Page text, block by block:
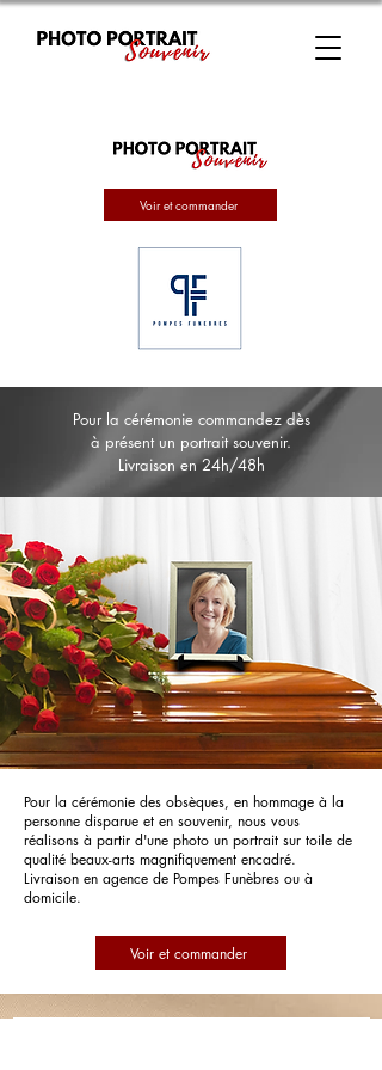
Voir et commander
Pour la cérémonie commandez dès
à présent un portrait souvenir.
Livraison en 24h/48h
Pour la cérémonie des obsèques, en hommage à la
personne disparue et en souvenir, nous vous
réalisons à partir d'une photo un portrait sur toile de
qualité beaux-arts magnifiquement encadré.
Livraison en agence de Pompes Funèbres ou à
domicile.
Voir et commander